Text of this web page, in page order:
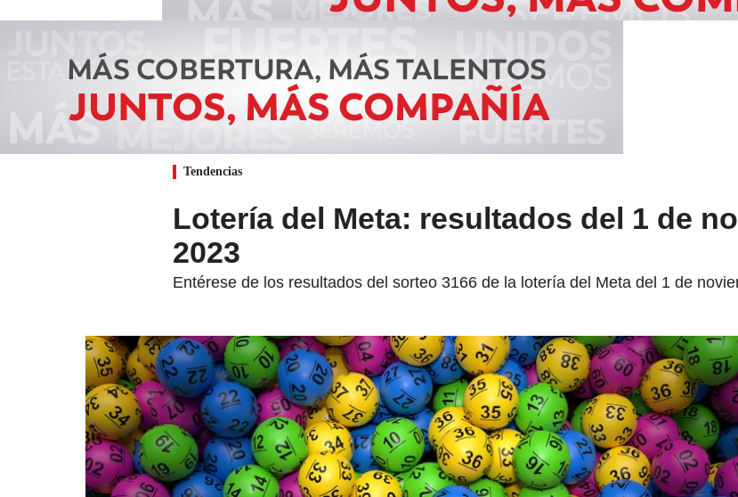
Tendencias
Lotería del Meta: resultados del 1 de
2023
Entérese de los resultados del sorteo 3166 de la lotería del Meta del 1 de